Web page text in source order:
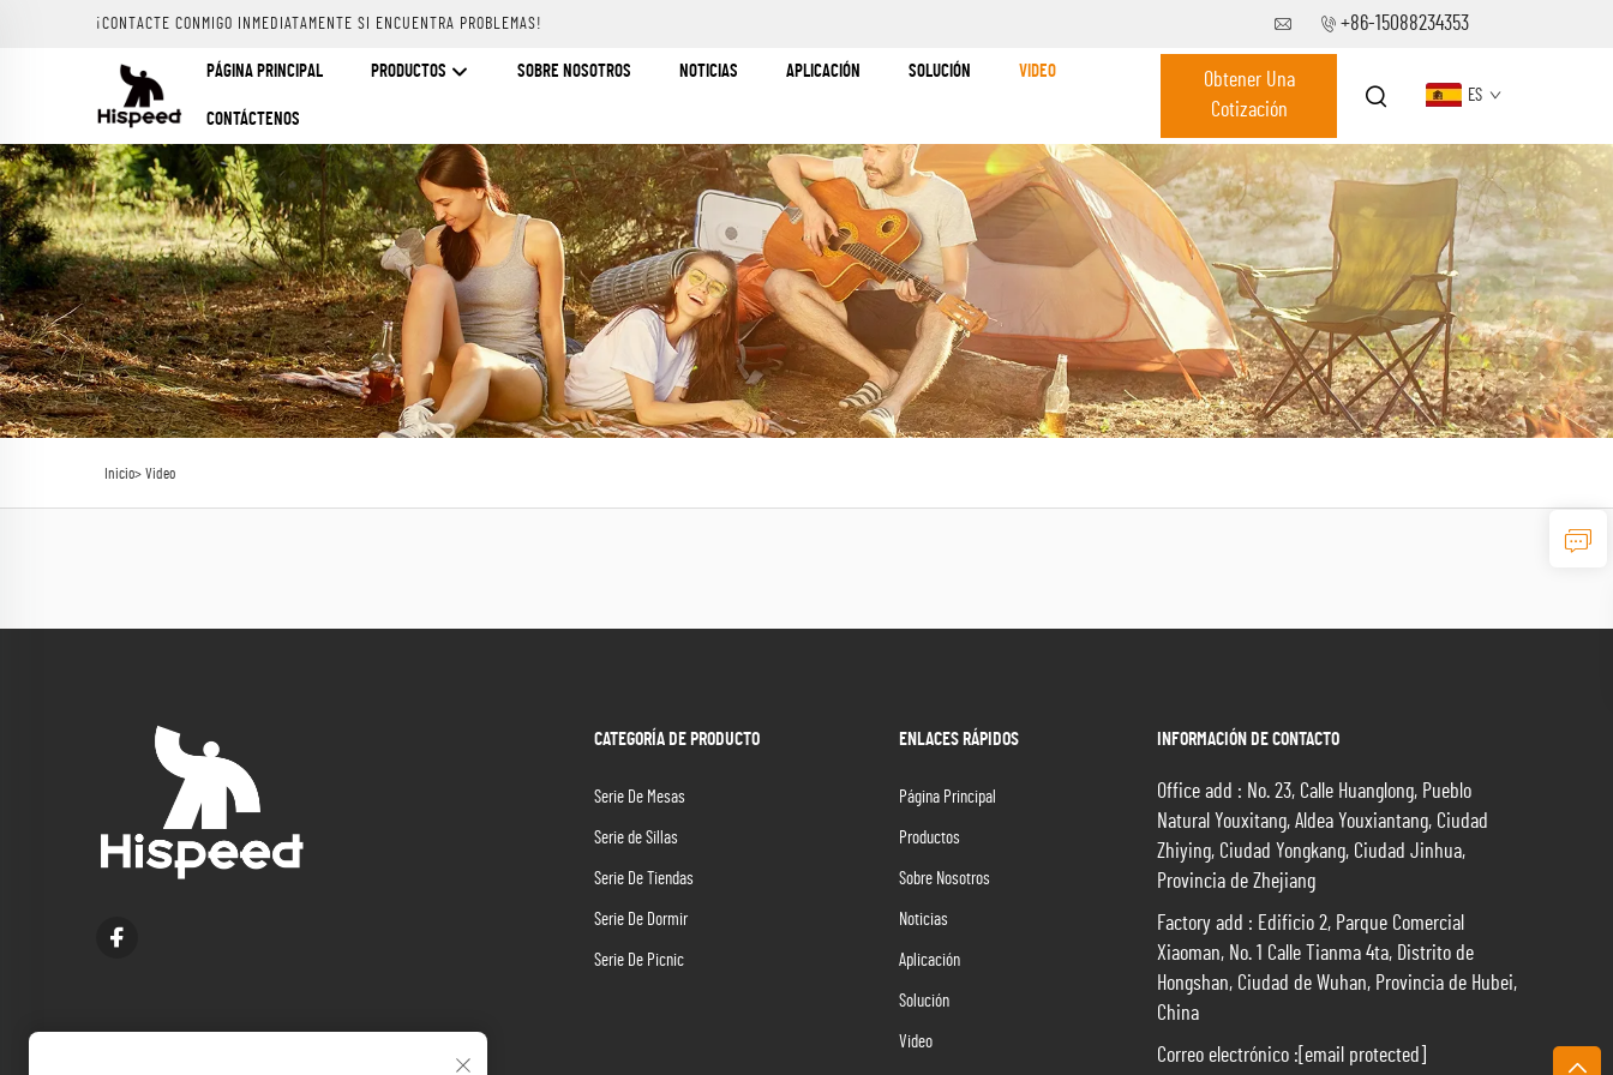
¡CONTACTE CONMIGO INMEDIATAMENTE SI ENCUENTRA PROBLEMAS! +86-15088234353
PÁGINA PRINCIPAL PRODUCTOS SOBRE NOSOTROS NOTICIAS APLICACIÓN SOLUCIÓN VIDEO
CONTÁCTENOS
Obtener Una
Cotización
ES
Inicio> Video
CATEGORÍA DE PRODUCTO
Serie De Mesas
Serie de Sillas
Serie De Tiendas
Serie De Dormir
Serie De Picnic
ENLACES RÁPIDOS
Página Principal
Productos
Sobre Nosotros
Noticias
Aplicación
Solución
Video
INFORMACIÓN DE CONTACTO
Office add : No. 23, Calle Huanglong, Pueblo
Natural Youxitang, Aldea Youxiantang, Ciudad
Zhiying, Ciudad Yongkang, Ciudad Jinhua,
Provincia de Zhejiang
Factory add : Edificio 2, Parque Comercial
Xiaoman, No. 1 Calle Tianma 4ta, Distrito de
Hongshan, Ciudad de Wuhan, Provincia de Hubei,
China
Correo electrónico : [email protected]